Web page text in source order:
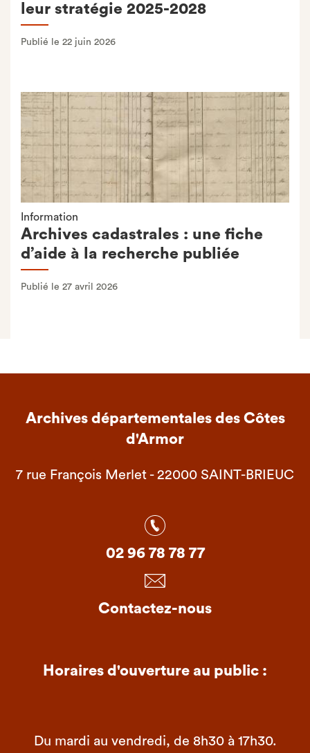
leur stratégie 2025-2028
Publié le 22 juin 2026
Information
Archives cadastrales : une fiche
d’aide à la recherche publiée
Publié le 27 avril 2026
Archives départementales des Côtes
d'Armor
7 rue François Merlet - 22000 SAINT-BRIEUC
02 96 78 78 77
Contactez-nous
Horaires d'ouverture au public :
Du mardi au vendredi, de 8h30 à 17h30.